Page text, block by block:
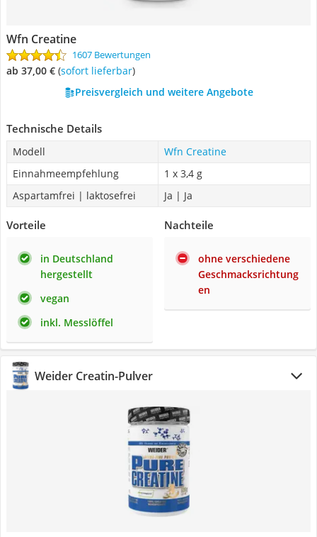
Wfn Creatine
1607 Bewertungen
ab 37,00 € ( Sofort lieferbar)
Preisvergleich und weitere Angebote
Technische Details
Modell
Wfn Creatine
Einnahmeempfehlung
1 x 3,4 g
Aspartamfrei | laktosefrei
Ja | Ja
Vorteile
in Deutschland
hergestellt
vegan
inkl. Messlöffel
Nachteile
ohne verschiedene
Geschmacksrichtung
en
Weider Creatin-Pulver